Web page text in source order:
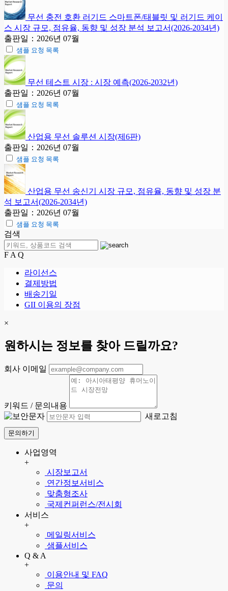
무선 충전 호환 러기드 스마트폰/태블릿 및 러기드 케이
스 시장 규모, 점유율, 동향 및 성장 분석 보고서(2026-2034년)
출판일：2026년 07월
샘플 요청 목록
무선 테스트 시장 : 시장 예측(2026-2032년)
출판일：2026년 07월
샘플 요청 목록
산업용 무선 솔루션 시장(제6판)
출판일：2026년 07월
샘플 요청 목록
산업용 무선 송신기 시장 규모, 점유율, 동향 및 성장 분
석 보고서(2026-2034년)
출판일：2026년 07월
샘플 요청 목록
검색
F A Q
라이선스
결제방법
배송기일
GII 이용의 장점
×
원하시는 정보를 찾아 드릴까요?
회사 이메일
키워드 / 문의내용
새로고침
문의하기
사업영역
+
시장보고서
연간정보서비스
맞춤형조사
국제컨퍼런스/전시회
서비스
+
메일링서비스
샘플서비스
Q & A
+
이용안내 및 FAQ
문의